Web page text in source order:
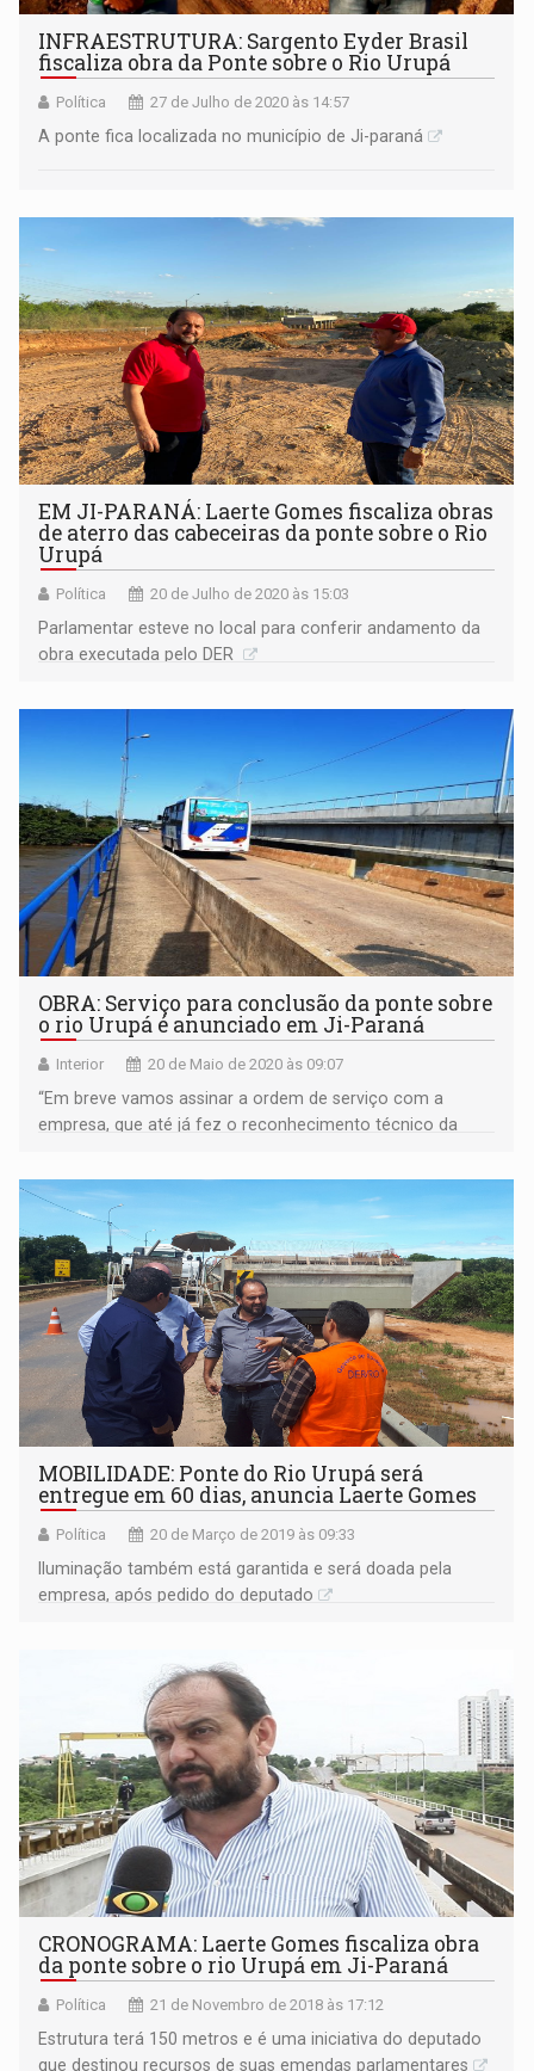
INFRAESTRUTURA: Sargento Eyder Brasil
fiscaliza obra da Ponte sobre o Rio Urupá
Política 27 de Julho de 2020 às 14:57
A ponte fica localizada no município de Ji-paraná
EM JI-PARANÁ: Laerte Gomes fiscaliza obras
de aterro das cabeceiras da ponte sobre o Rio
Urupá
Política 20 de Julho de 2020 às 15:03
Parlamentar esteve no local para conferir andamento da
obra executada pelo DER
OBRA: Serviço para conclusão da ponte sobre
o rio Urupá é anunciado em Ji-Paraná
Interior 20 de Maio de 2020 às 09:07
“Em breve vamos assinar a ordem de serviço com a
empresa, que até já fez o reconhecimento técnico da
serviço”
MOBILIDADE: Ponte do Rio Urupá será
entregue em 60 dias, anuncia Laerte Gomes
Política 20 de Março de 2019 às 09:33
Iluminação também está garantida e será doada pela
empresa, após pedido do deputado
CRONOGRAMA: Laerte Gomes fiscaliza obra
da ponte sobre o rio Urupá em Ji-Paraná
Política 21 de Novembro de 2018 às 17:12
Estrutura terá 150 metros e é uma iniciativa do deputado
que destinou recursos de suas emendas parlamentares